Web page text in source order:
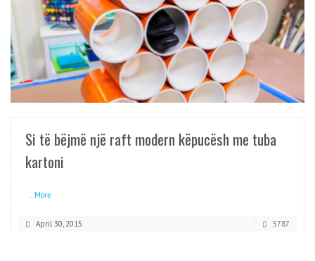
READ MORE
Si të bëjmë një raft modern këpucësh me tuba
kartoni
...More
April 30, 2015 5787